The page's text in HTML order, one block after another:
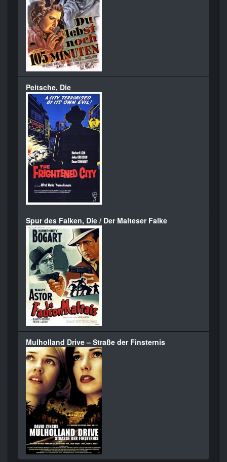
Peitsche, Die
Spur des Falken, Die / Der Malteser Falke
Mulholland Drive – Straße der Finsternis